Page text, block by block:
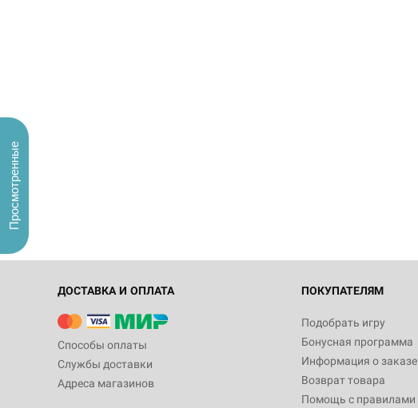
ДОСТАВКА И ОПЛАТА
Способы оплаты
Службы доставки
Адреса магазинов
ПОКУПАТЕЛЯМ
Подобрать игру
Бонусная программа
Информация о заказе
Возврат товара
Помощь с правилами
Просмотренные